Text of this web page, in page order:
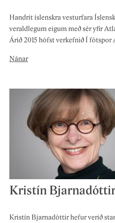
Handrit íslenskra vesturfara
veraldlegum eigum með sér yfir
Árið 2015 hófst verkefnið Í fótspor
Nánar
Kristín
Kristín Bjarnadóttir hefur verið